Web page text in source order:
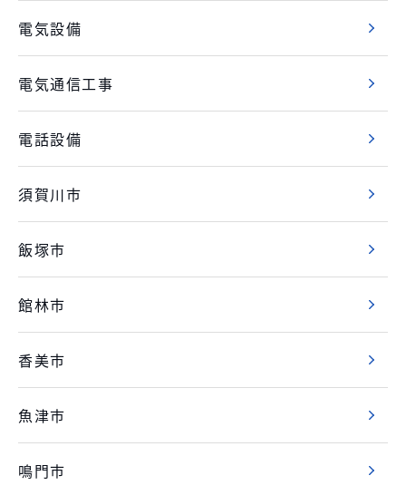
電気設備
電気通信工事
電話設備
須賀川市
飯塚市
館林市
香美市
魚津市
鳴門市